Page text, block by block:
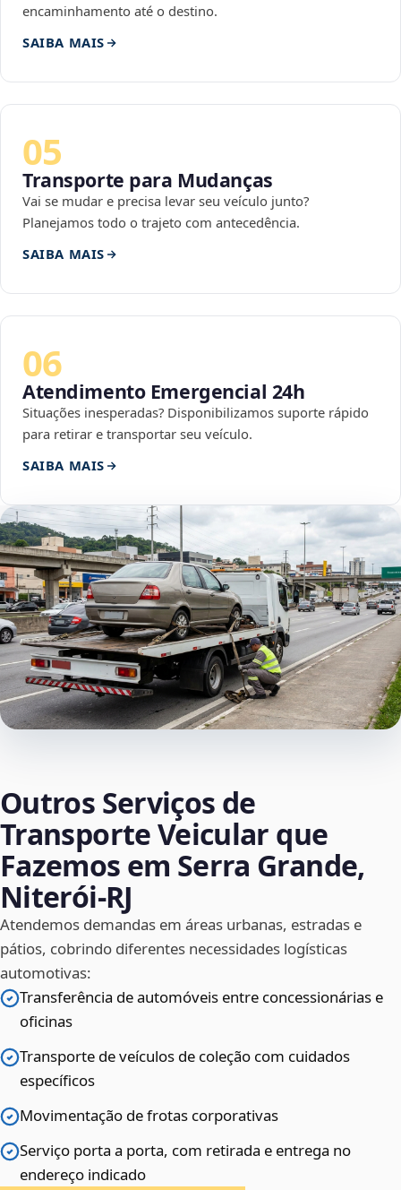
encaminhamento até o destino.
SAIBA MAIS
05
Transporte para Mudanças
Vai se mudar e precisa levar seu veículo junto?
Planejamos todo o trajeto com antecedência.
SAIBA MAIS
06
Atendimento Emergencial 24h
Situações inesperadas? Disponibilizamos suporte rápido
para retirar e transportar seu veículo.
SAIBA MAIS
Outros Serviços de
Transporte Veicular que
Fazemos em Serra Grande,
Niterói‑RJ
Atendemos demandas em áreas urbanas, estradas e
pátios, cobrindo diferentes necessidades logísticas
automotivas:
Transferência de automóveis entre concessionárias e
oficinas
Transporte de veículos de coleção com cuidados
específicos
Movimentação de frotas corporativas
Serviço porta a porta, com retirada e entrega no
endereço indicado